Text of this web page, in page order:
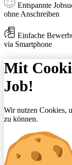
Entspannte
ohne Anschreiben
Einfache
via Smartphone
Mit
Job!
Wir nutzen Cookies,
zu können.